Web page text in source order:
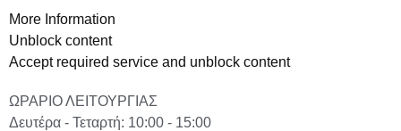
More Information
Unblock content
Accept required service and unblock content
ΩΡΑΡΙΟ ΛΕΙΤΟΥΡΓΙΑΣ
Δευτέρα - Τεταρτή: 10:00 - 15:00